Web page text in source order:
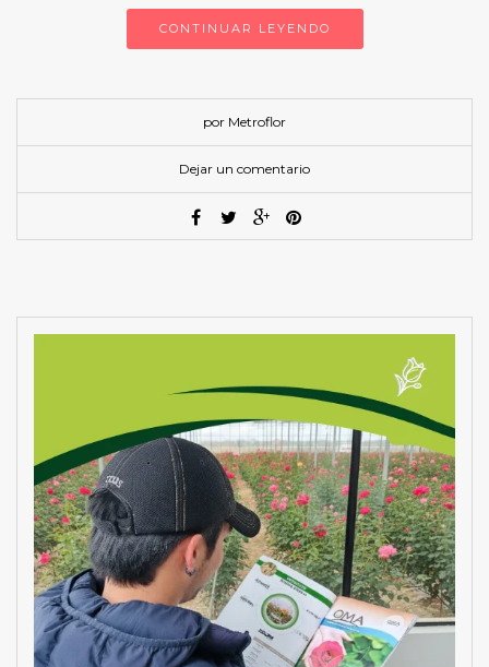
CONTINUAR LEYENDO
por Metroflor
Dejar un comentario